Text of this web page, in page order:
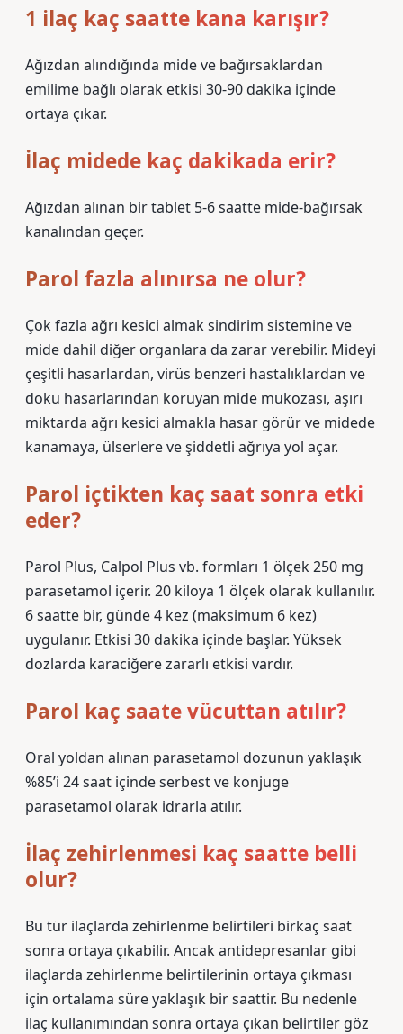
1 ilaç kaç saatte kana karışır?
Ağızdan alındığında mide ve bağırsaklardan
emilime bağlı olarak etkisi 30-90 dakika içinde
ortaya çıkar.
İlaç midede kaç dakikada erir?
Ağızdan alınan bir tablet 5-6 saatte mide-bağırsak
kanalından geçer.
Parol fazla alınırsa ne olur?
Çok fazla ağrı kesici almak sindirim sistemine ve
mide dahil diğer organlara da zarar verebilir. Mideyi
çeşitli hasarlardan, virüs benzeri hastalıklardan ve
doku hasarlarından koruyan mide mukozası, aşırı
miktarda ağrı kesici almakla hasar görür ve midede
kanamaya, ülserlere ve şiddetli ağrıya yol açar.
Parol içtikten kaç saat sonra etki
eder?
Parol Plus, Calpol Plus vb. formları 1 ölçek 250 mg
parasetamol içerir. 20 kiloya 1 ölçek olarak kullanılır.
6 saatte bir, günde 4 kez (maksimum 6 kez)
uygulanır. Etkisi 30 dakika içinde başlar. Yüksek
dozlarda karaciğere zararlı etkisi vardır.
Parol kaç saate vücuttan atılır?
Oral yoldan alınan parasetamol dozunun yaklaşık
%85’i 24 saat içinde serbest ve konjuge
parasetamol olarak idrarla atılır.
İlaç zehirlenmesi kaç saatte belli
olur?
Bu tür ilaçlarda zehirlenme belirtileri birkaç saat
sonra ortaya çıkabilir. Ancak antidepresanlar gibi
ilaçlarda zehirlenme belirtilerinin ortaya çıkması
için ortalama süre yaklaşık bir saattir. Bu nedenle
ilaç kullanımından sonra ortaya çıkan belirtiler göz